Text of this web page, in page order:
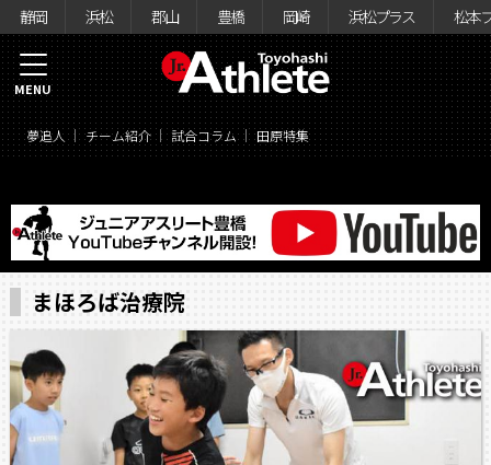
静岡 浜松 郡山 豊橋 岡崎 浜松プラス 松本
夢追人 チーム紹介 試合コラム 田原特集
MENU
まほろば治療院